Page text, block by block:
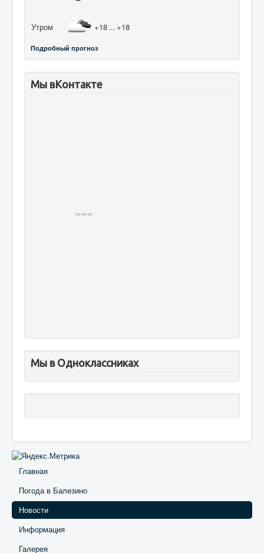
Утром +18... +18
Подробный прогноз
Мы вКонтакте
Мы в Одноклассниках
Главная
Погода в Балезино
Новости
Информация
Галерея